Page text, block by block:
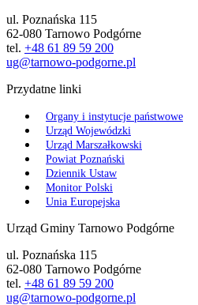
ul. Poznańska 115
62-080 Tarnowo Podgórne
tel. +48 61 89 59 200
ug@tarnowo-podgorne.pl
Przydatne linki
Organy i instytucje państwowe
Urząd Wojewódzki
Urząd Marszałkowski
Powiat Poznański
Dziennik Ustaw
Monitor Polski
Unia Europejska
Urząd Gminy Tarnowo Podgórne
ul. Poznańska 115
62-080 Tarnowo Podgórne
tel. +48 61 89 59 200
ug@tarnowo-podgorne.pl